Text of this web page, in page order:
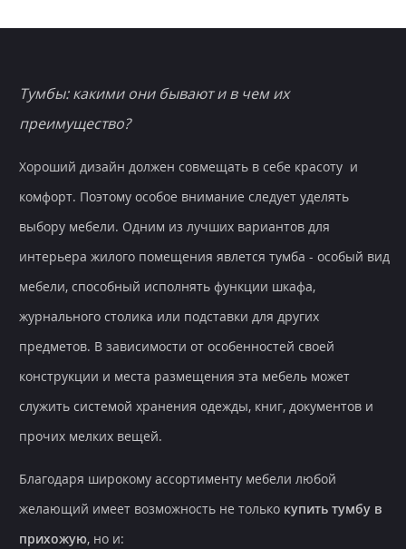
Тумбы: какими они бывают и в чем их
преимущество?
Хороший дизайн должен совмещать в себе красоту и
комфорт. Поэтому особое внимание следует уделять
выбору мебели. Одним из лучших вариантов для
интерьера жилого помещения явлется тумба - особый вид
мебели, способный исполнять функции шкафа,
журнального столика или подставки для других
предметов. В зависимости от особенностей своей
конструкции и места размещения эта мебель может
служить системой хранения одежды, книг, документов и
прочих мелких вещей.
Благодаря широкому ассортименту мебели любой
желающий имеет возможность не только купить тумбу в
прихожую, но и: